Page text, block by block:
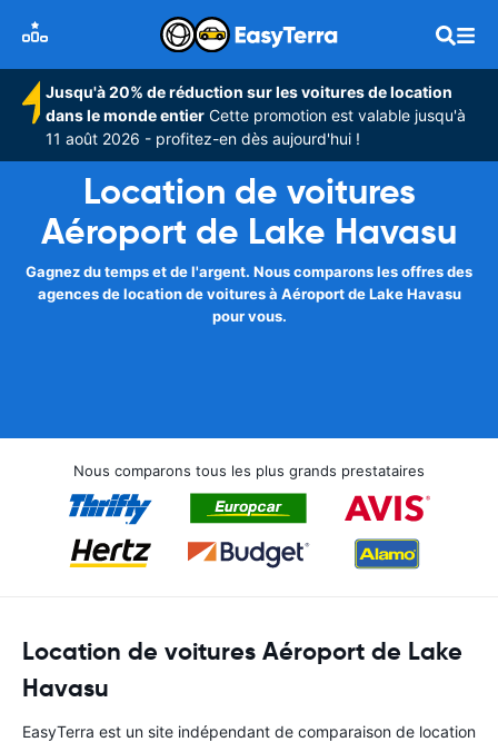
Jusqu'à 20% de réduction sur les voitures de location
dans le monde entier Cette promotion est valable jusqu'à
11 août 2026 - profitez-en dès aujourd'hui !
Location de voitures
Aéroport de Lake Havasu
Gagnez du temps et de l'argent. Nous comparons les offres des
agences de location de voitures à Aéroport de Lake Havasu
pour vous.
Nous comparons tous les plus grands prestataires
Location de voitures Aéroport de Lake
Havasu
EasyTerra est un site indépendant de comparaison de location